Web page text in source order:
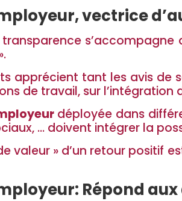
vectrice
transparence
apprécient tant les avis de
de travail, sur
déployée dans
… doivent intégrer la
valeur » d’un retour positif
Répond